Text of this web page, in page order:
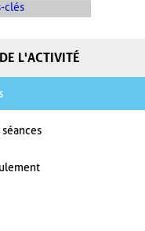
clés
L'ACTIVITÉ